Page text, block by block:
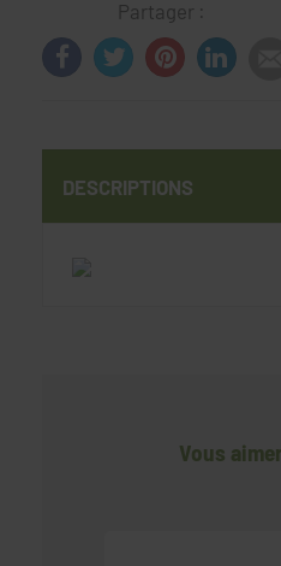
Partager :
DESCRIPTIONS
Vous